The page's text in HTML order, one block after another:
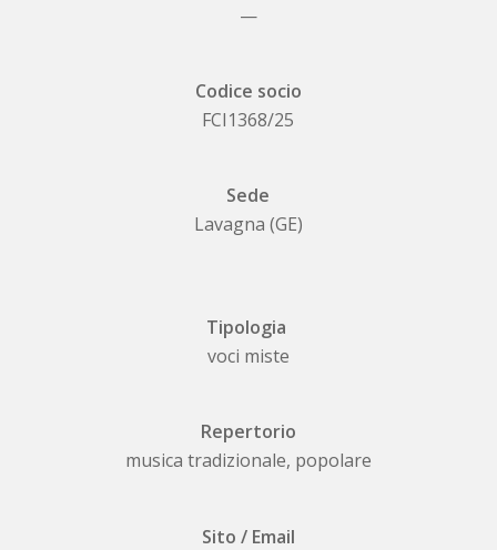
—
Codice socio
FCI1368/25
Sede
Lavagna (GE)
Tipologia
voci miste
Repertorio
musica tradizionale, popolare
Sito / Email